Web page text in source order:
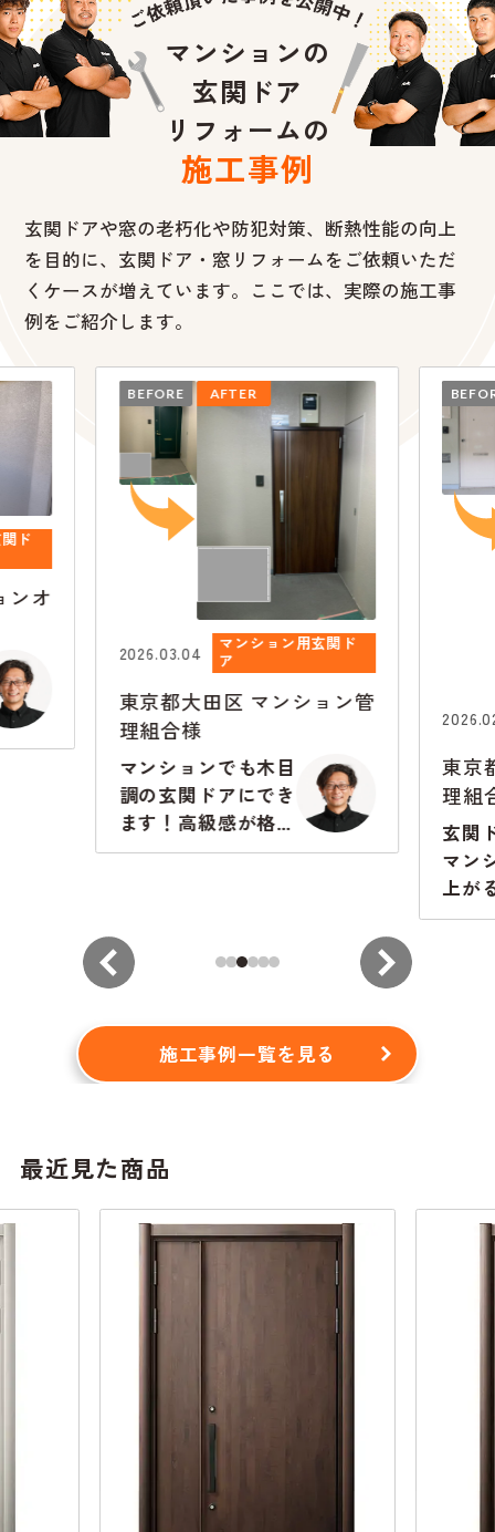
マンションの
玄関ドア
リフォームの
施工事例
玄関ドアや窓の老朽化や防犯対策、断熱性能の向上
を目的に、 玄関ドア・窓リフォームをご依頼いただ
くケースが増えています。ここでは、実際の施工事
例をご紹介します。
ド
ンオ
BEFORE AFTER
2026.03.04
マンション用玄関ド
ア
東京都大田区 マンション管
理組合様
マンションでも木目
調の玄関ドアにでき
ます！高級感が格段
に違います
東京
理組
玄関
マン
上が
から
施工事例一覧を見る
最近見た商品